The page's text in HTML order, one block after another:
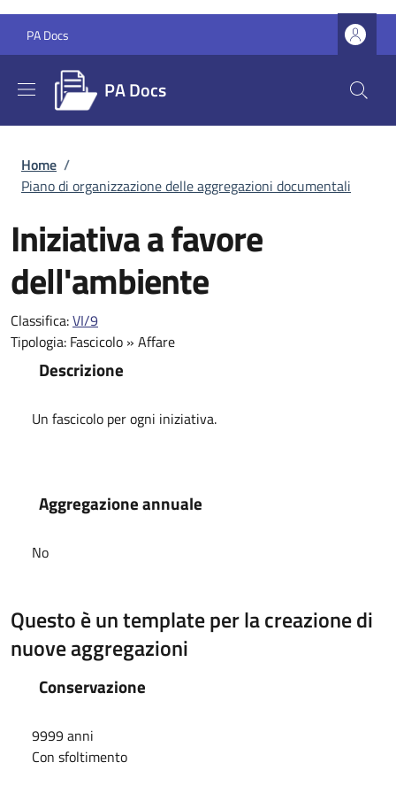
PA Docs
PA Docs
Briciole di pane
Home /
Piano di organizzazione delle aggregazioni documentali
Iniziativa a favore
dell'ambiente
Classifica:VI/9
Tipologia: Fascicolo » Affare
Descrizione
Un fascicolo per ogni iniziativa.
Aggregazione annuale
No
Questo è un template per la creazione di
nuove aggregazioni
Conservazione
9999 anni
Con sfoltimento